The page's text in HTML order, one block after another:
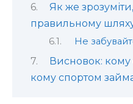
Як же
правильному
Не
Висновок:
кому спортом